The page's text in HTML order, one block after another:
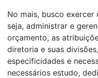
No mais, busco
seja, administrar e
orçamento, as
diretoria e suas
especificidades e
necessários estudo,